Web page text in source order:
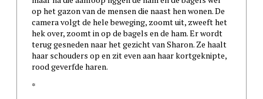
op het gazon van de mensen die naast hen wonen. De
camera volgt de hele beweging, zoomt uit, zweeft het
hek over, zoomt in op de bagels en de ham. Er wordt
terug gesneden naar het gezicht van Sharon. Ze haalt
haar schouders op en zit even aan haar kortgeknipte,
rood geverfde haren.
*